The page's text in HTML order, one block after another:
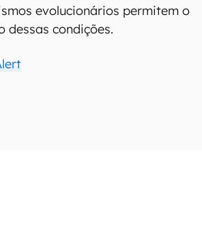
evolucionários permitem o
dessas condições.